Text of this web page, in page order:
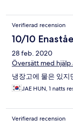
Verifierad recension
10/10
28 feb. 2020
Översätt med hjälp
냉장고에 물은 있지
JAE HUN, 1 natts
Verifierad recension